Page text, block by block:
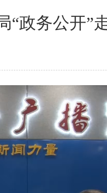
“政务公开”